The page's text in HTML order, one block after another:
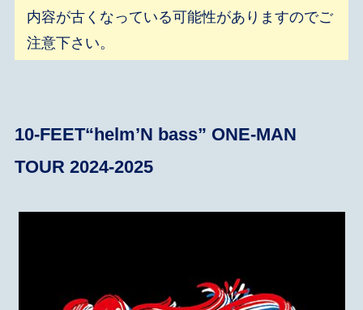
内容が古くなっている可能性がありますのでご
注意下さい。
10-FEET“helm’N bass” ONE-MAN
TOUR 2024-2025